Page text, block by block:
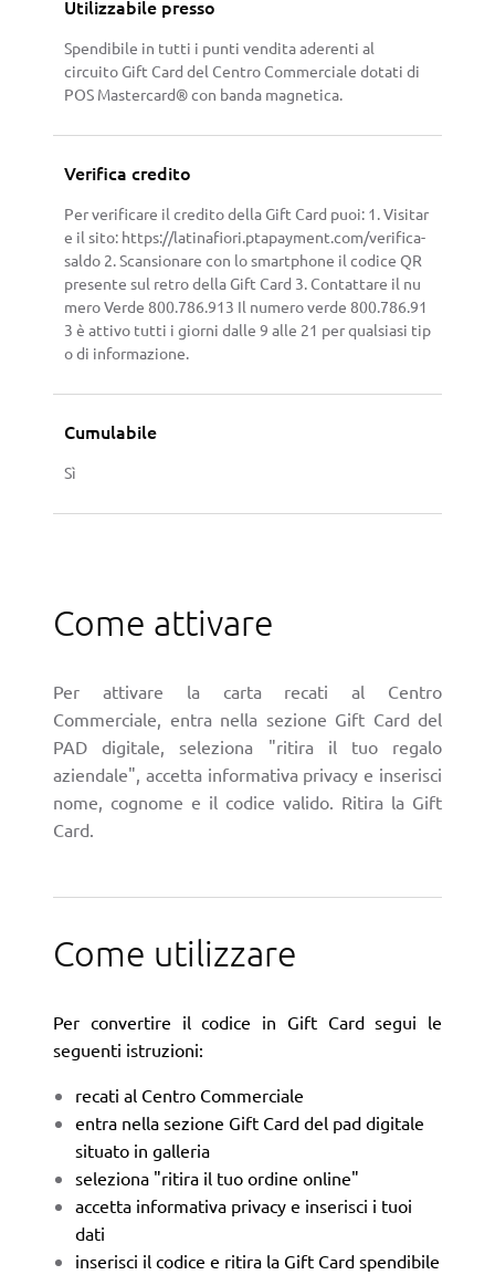
Utilizzabile presso
Spendibile in tutti i punti vendita aderenti al
circuito Gift Card del Centro Commerciale dotati di
POS Mastercard® con banda magnetica.
Verifica credito
Per verificare il credito della Gift Card puoi: 1. Visitar
e il sito: https://latinafiori.ptapayment.com/verifica-
saldo 2. Scansionare con lo smartphone il codice QR
presente sul retro della Gift Card 3. Contattare il nu
mero Verde 800.786.913 Il numero verde 800.786.91
3 è attivo tutti i giorni dalle 9 alle 21 per qualsiasi tip
o di informazione.
Cumulabile
Sì
Come attivare
Per attivare la carta recati al Centro
Commerciale, entra nella sezione Gift Card del
PAD digitale, seleziona "ritira il tuo regalo
aziendale", accetta informativa privacy e inserisci
nome, cognome e il codice valido. Ritira la Gift
Card.
Come utilizzare
Per convertire il codice in Gift Card segui le
seguenti istruzioni:
recati al Centro Commerciale
entra nella sezione Gift Card del pad digitale
situato in galleria
seleziona "ritira il tuo ordine online"
accetta informativa privacy e inserisci i tuoi
dati
inserisci il codice e ritira la Gift Card spendibile